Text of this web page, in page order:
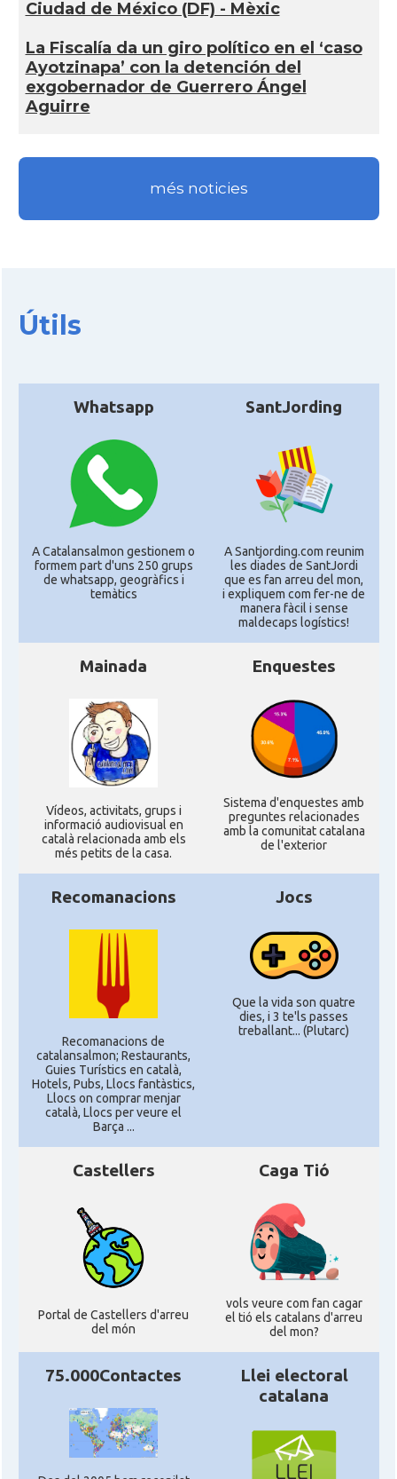
Ciudad de México (DF) - Mèxic
La Fiscalía da un giro político en el ‘caso
Ayotzinapa’ con la detención del
exgobernador de Guerrero Ángel
Aguirre
més noticies
Útils
Whatsapp
A Catalansalmon gestionem o
formem part d'uns 250 grups
de whatsapp, geogràfics i
temàtics
SantJording
A Santjording.com reunim
les diades de SantJordi
que es fan arreu del mon,
i expliquem com fer-ne de
manera fàcil i sense
maldecaps logí­stics!
Mainada
Ví­deos, activitats, grups i
informació audiovisual en
català relacionada amb els
més petits de la casa.
Enquestes
Sistema d'enquestes amb
preguntes relacionades
amb la comunitat catalana
de l'exterior
Recomanacions
Recomanacions de
catalansalmon; Restaurants,
Guies Turístics en català,
Hotels, Pubs, Llocs fantàstics,
Llocs on comprar menjar
català, Llocs per veure el
Barça ...
Jocs
Que la vida son quatre
dies, i 3 te'ls passes
treballant... (Plutarc)
Castellers
Portal de Castellers d'arreu
del món
Caga Tió
vols veure com fan cagar
el tió els catalans d'arreu
del mon?
75.000Contactes
Llei electoral
catalana